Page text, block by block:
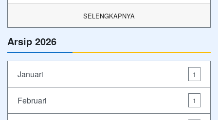
SELENGKAPNYA
Arsip 2026
Januari 1
Februari 1